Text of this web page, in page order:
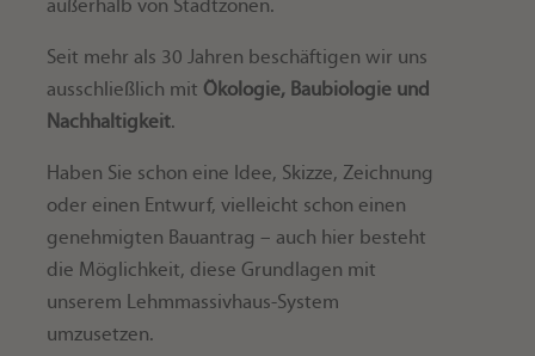
außerhalb von Stadtzonen.
Seit mehr als 30 Jahren beschäftigen wir uns
ausschließlich mit Ökologie, Baubiologie und
Nachhaltigkeit.
Haben Sie schon eine Idee, Skizze, Zeichnung
oder einen Entwurf, vielleicht schon einen
genehmigten Bauantrag – auch hier besteht
die Möglichkeit, diese Grundlagen mit
unserem Lehmmassivhaus-System
umzusetzen.